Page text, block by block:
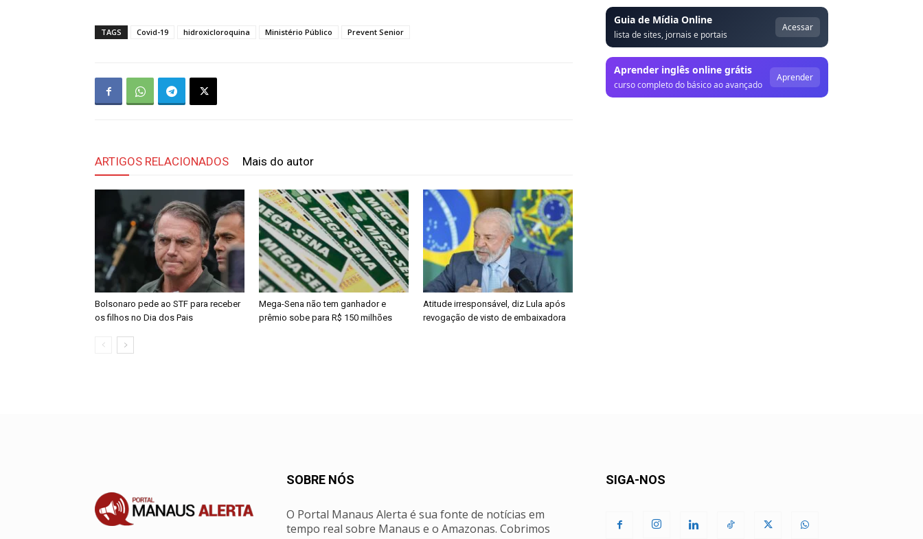
TAGS Covid-19 hidroxicloroquina Ministério Público Prevent Senior
ARTIGOS RELACIONADOS Mais do autor
Bolsonaro pede ao STF para receber
os filhos no Dia dos Pais
Mega-Sena não tem ganhador e
prêmio sobe para R$ 150 milhões
Atitude irresponsável, diz Lula após
revogação de visto de embaixadora
Guia de Mídia Online
lista de sites, jornais e portais
Acessar
Aprender inglês online grátis
curso completo do básico ao avançado
Aprender
SOBRE NÓS
O Portal Manaus Alerta é sua fonte de notícias em
tempo real sobre Manaus e o Amazonas. Cobrimos
SIGA-NOS